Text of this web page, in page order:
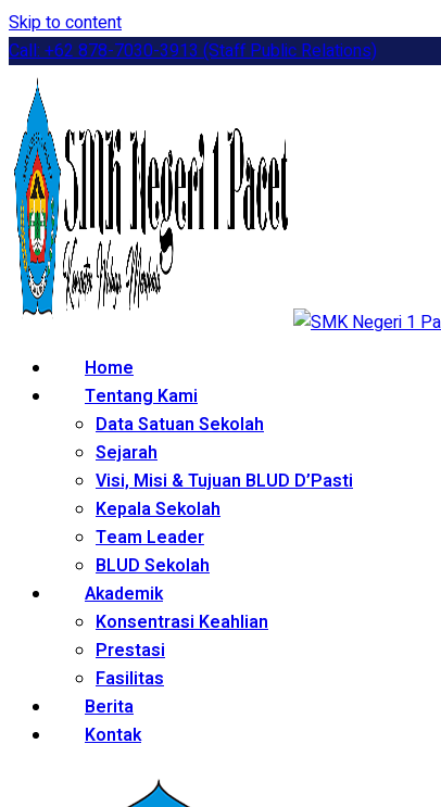
Skip to content
Call: +62 878-7030-3913 (Staff Public Relations)
Home
Tentang Kami
Data Satuan Sekolah
Sejarah
Visi, Misi & Tujuan BLUD D’Pasti
Kepala Sekolah
Team Leader
BLUD Sekolah
Akademik
Konsentrasi Keahlian
Prestasi
Fasilitas
Berita
Kontak